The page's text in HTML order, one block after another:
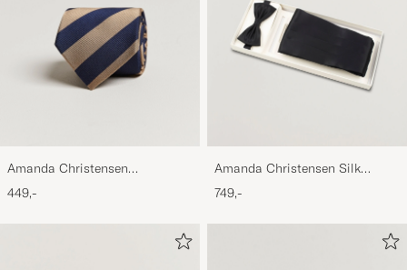
Amanda Christensen
Regemental Stripe Classic Tie 8
cm Sand/Navy
449,-
Amanda Christensen Silk
749,-